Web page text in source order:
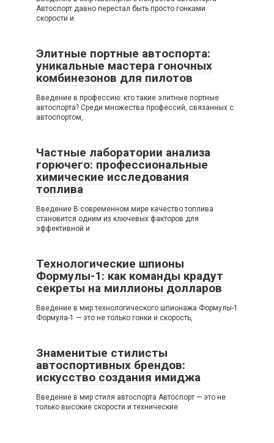
Автоспорт давно перестал быть просто гонками
скорости и
Элитные портные автоспорта:
уникальные мастера гоночных
комбинезонов для пилотов
Введение в профессию: кто такие элитные портные
автоспорта? Среди множества профессий, связанных с
автоспортом,
Частные лаборатории анализа
горючего: профессиональные
химические исследования
топлива
Введение В современном мире качество топлива
становится одним из ключевых факторов для
эффективной и
Технологические шпионы
Формулы-1: как команды крадут
секреты на миллионы долларов
Введение в мир технологического шпионажа Формулы-1
Формула-1 — это не только гонки и скорость,
Знаменитые стилисты
автоспортивных брендов:
искусство создания имиджа
Введение в мир стиля автоспорта Автоспорт — это не
только высокие скорости и технические